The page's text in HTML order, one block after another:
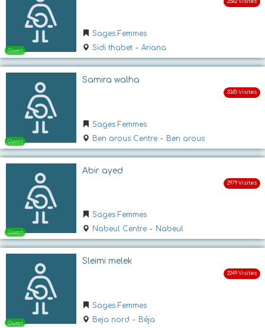
Ouvert
Ouvert
Ouvert
Sages Femmes
Sidi thabet - Ariana
Samira walha
Sages Femmes
Ben arous Centre - Ben arous
Abir ayed
Sages Femmes
Nabeul Centre - Nabeul
Sleimi melek
Sages Femmes
Beja nord - Béja